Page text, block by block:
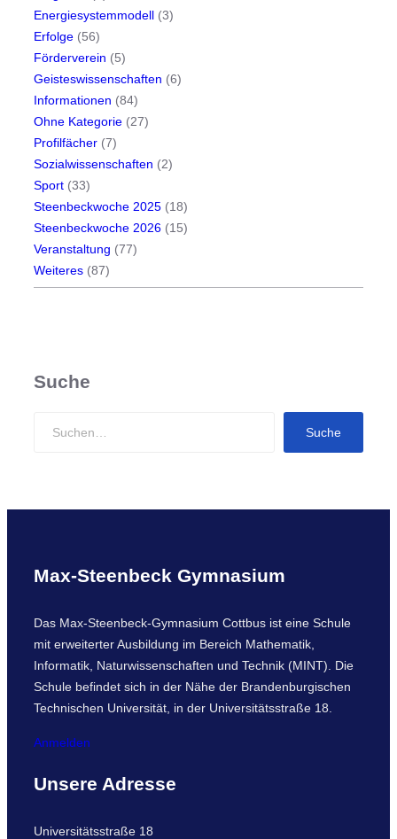
Energiesystemmodell (3)
Erfolge (56)
Förderverein (5)
Geisteswissenschaften (6)
Informationen (84)
Ohne Kategorie (27)
Profilfächer (7)
Sozialwissenschaften (2)
Sport (33)
Steenbeckwoche 2025 (18)
Steenbeckwoche 2026 (15)
Veranstaltung (77)
Weiteres (87)
Suche
c
Suche
Max-Steenbeck Gymnasium
Das Max-Steenbeck-Gymnasium Cottbus ist eine Schule
mit erweiterter Ausbildung im Bereich Mathematik,
Informatik, Naturwissenschaften und Technik (MINT). Die
Schule befindet sich in der Nähe der Brandenburgischen
Technischen Universität, in der Universitätsstraße 18.
Anmelden
Unsere Adresse
Universitätsstraße 18